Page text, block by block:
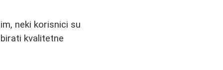
neki korisnici su
kvalitetne